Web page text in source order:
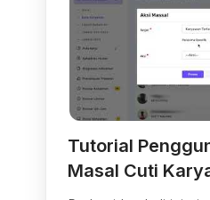
Tutorial
Masal Cuti